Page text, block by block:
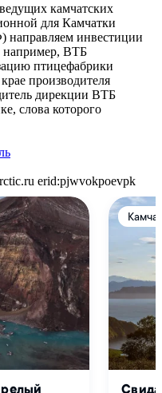
камчатских
для Камчатки
инвестиции
например, ВТБ
птицефабрики
производителя
дирекции ВТБ
слова которого
erid:pjwvokpoevpk